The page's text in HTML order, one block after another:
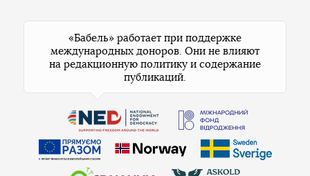
«Бабель» работает при поддержке
международных доноров. Они не влияют
на редакционную политику и содержание
публикаций.